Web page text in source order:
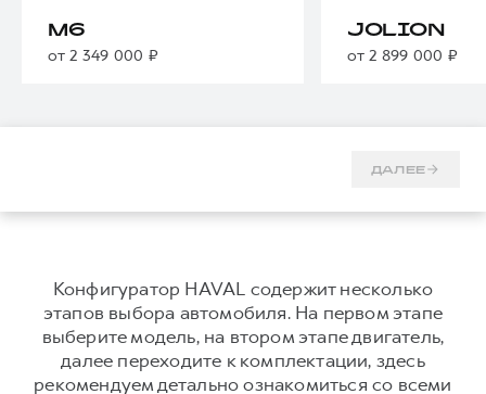
от 2 899 000 ₽ от 3 599 000 ₽
Тест-драйв
Трейд-ин
Страхование
КОРПОРАТИВНЫМ КЛИЕНТАМ
Для малого бизнеса
Корпоративным клиентам
СЕРВИСНОЕ ОБСЛУЖИВАНИЕ
GWM Безопасность
Гарантия HAVAL
Мобильное приложение GWM
Программа «HAVAL Защита+»
О дилере
M6
от 2 349 000 ₽
JOLION
от 2 899 000 ₽
ДАЛЕЕ
Конфигуратор HAVAL содержит несколько
этапов выбора автомобиля. На первом этапе
выберите модель, на втором этапе двигатель,
далее переходите к комплектации, здесь
рекомендуем детально ознакомиться со всеми